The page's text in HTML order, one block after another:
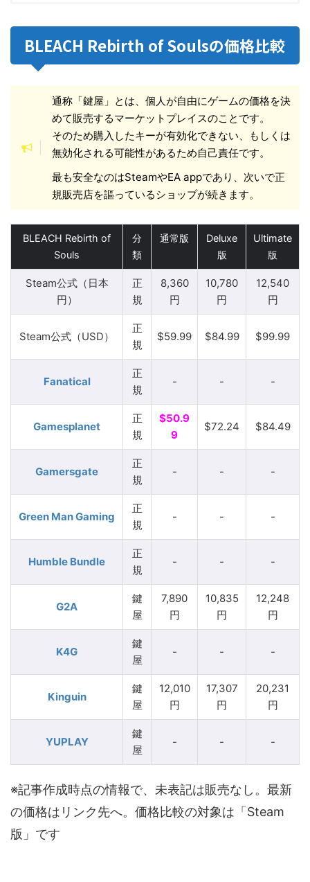
BLEACH Rebirth of Soulsの価格比較
通称「鍵屋」とは、個人が自由にゲームの価格を決
めて販売するマーケットプレイスのことです。
そのため購入したキーが有効化できない、もしくは
無効化される可能性があるため自己責任です。
最も安全なのはSteamやEA appであり、次いで正
規販売店を謳っているショップが続きます。
BLEACH Rebirth of
Souls
分
類
通常版
Deluxe
版
Ultimate
版
Steam公式（日本
円）
正
規
8,360
円
10,780
円
12,540
円
Steam公式（USD）
正
規
$59.99 $84.99 $99.99
Fanatical
正
規
- - -
Gamesplanet
正
規
$50.9
9
$72.24 $84.49
Gamersgate
正
規
- - -
Green Man Gaming
正
規
- - -
Humble Bundle
正
規
- - -
G2A
鍵
屋
7,890
円
10,835
円
12,248
円
K4G
鍵
屋
- - -
Kinguin
鍵
屋
12,010
円
17,307
円
20,231
円
YUPLAY
鍵
屋
- - -
※記事作成時点の情報で、未表記は販売なし。最新
の価格はリンク先へ。価格比較の対象は「Steam
版」です